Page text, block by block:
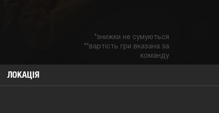
*знижки не сумуються
**вартість гри вказана за
команду
ЛОКАЦIЯ